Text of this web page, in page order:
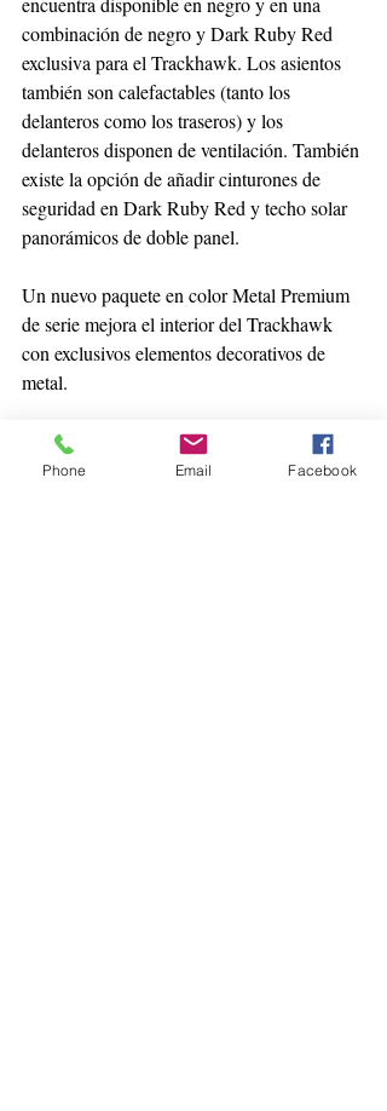
combinación de negro y Dark Ruby Red
exclusiva para el Trackhawk. Los asientos
también son calefactables (tanto los
delanteros como los traseros) y los
delanteros disponen de ventilación. También
existe la opción de añadir cinturones de
seguridad en Dark Ruby Red y techo solar
panorámicos de doble panel.
Un nuevo paquete en color Metal Premium
de serie mejora el interior del Trackhawk
con exclusivos elementos decorativos de
metal.
Otras características interiores de alta gama
incluyen: reducción activa del ruido de serie;
Phone Email Facebook